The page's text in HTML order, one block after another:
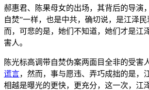
郝惠君、陈果母女的出场，其背后的导演
自焚”一样，也是中共，确切说，是江泽
而，可悲的是，她们不知道，她们才是江
害人。
陈光标高调带自焚伪案两面目全非的受害
谎言，然而，事与愿违、弄巧成拙的是，
相越是曝光的更快，更充分，这一次，江